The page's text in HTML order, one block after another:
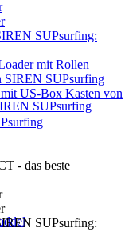
SUPsurfing